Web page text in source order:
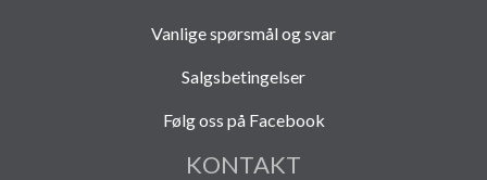
Vanlige spørsmål og svar
Salgsbetingelser
Følg oss på Facebook
KONTAKT